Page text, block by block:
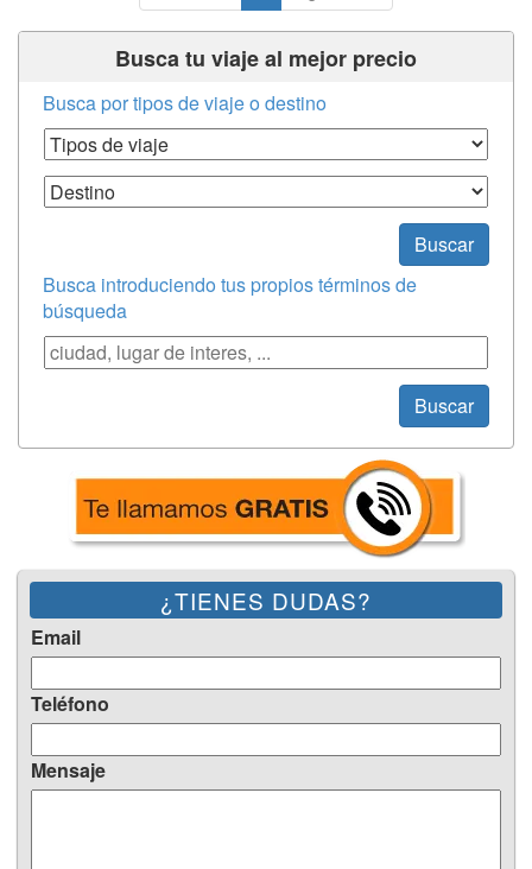
Busca tu viaje al mejor precio
Busca por tipos de viaje o destino
Tipos de Viaje
Destino
Buscar
Busca introduciendo tus propios términos de
búsqueda
Búsqueda
Buscar
¿TIENES DUDAS?
Email
Teléfono
Mensaje